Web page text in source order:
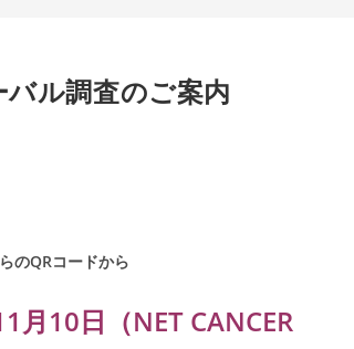
ル調査のご案内
のQRコードから
月10日（NET CANCER